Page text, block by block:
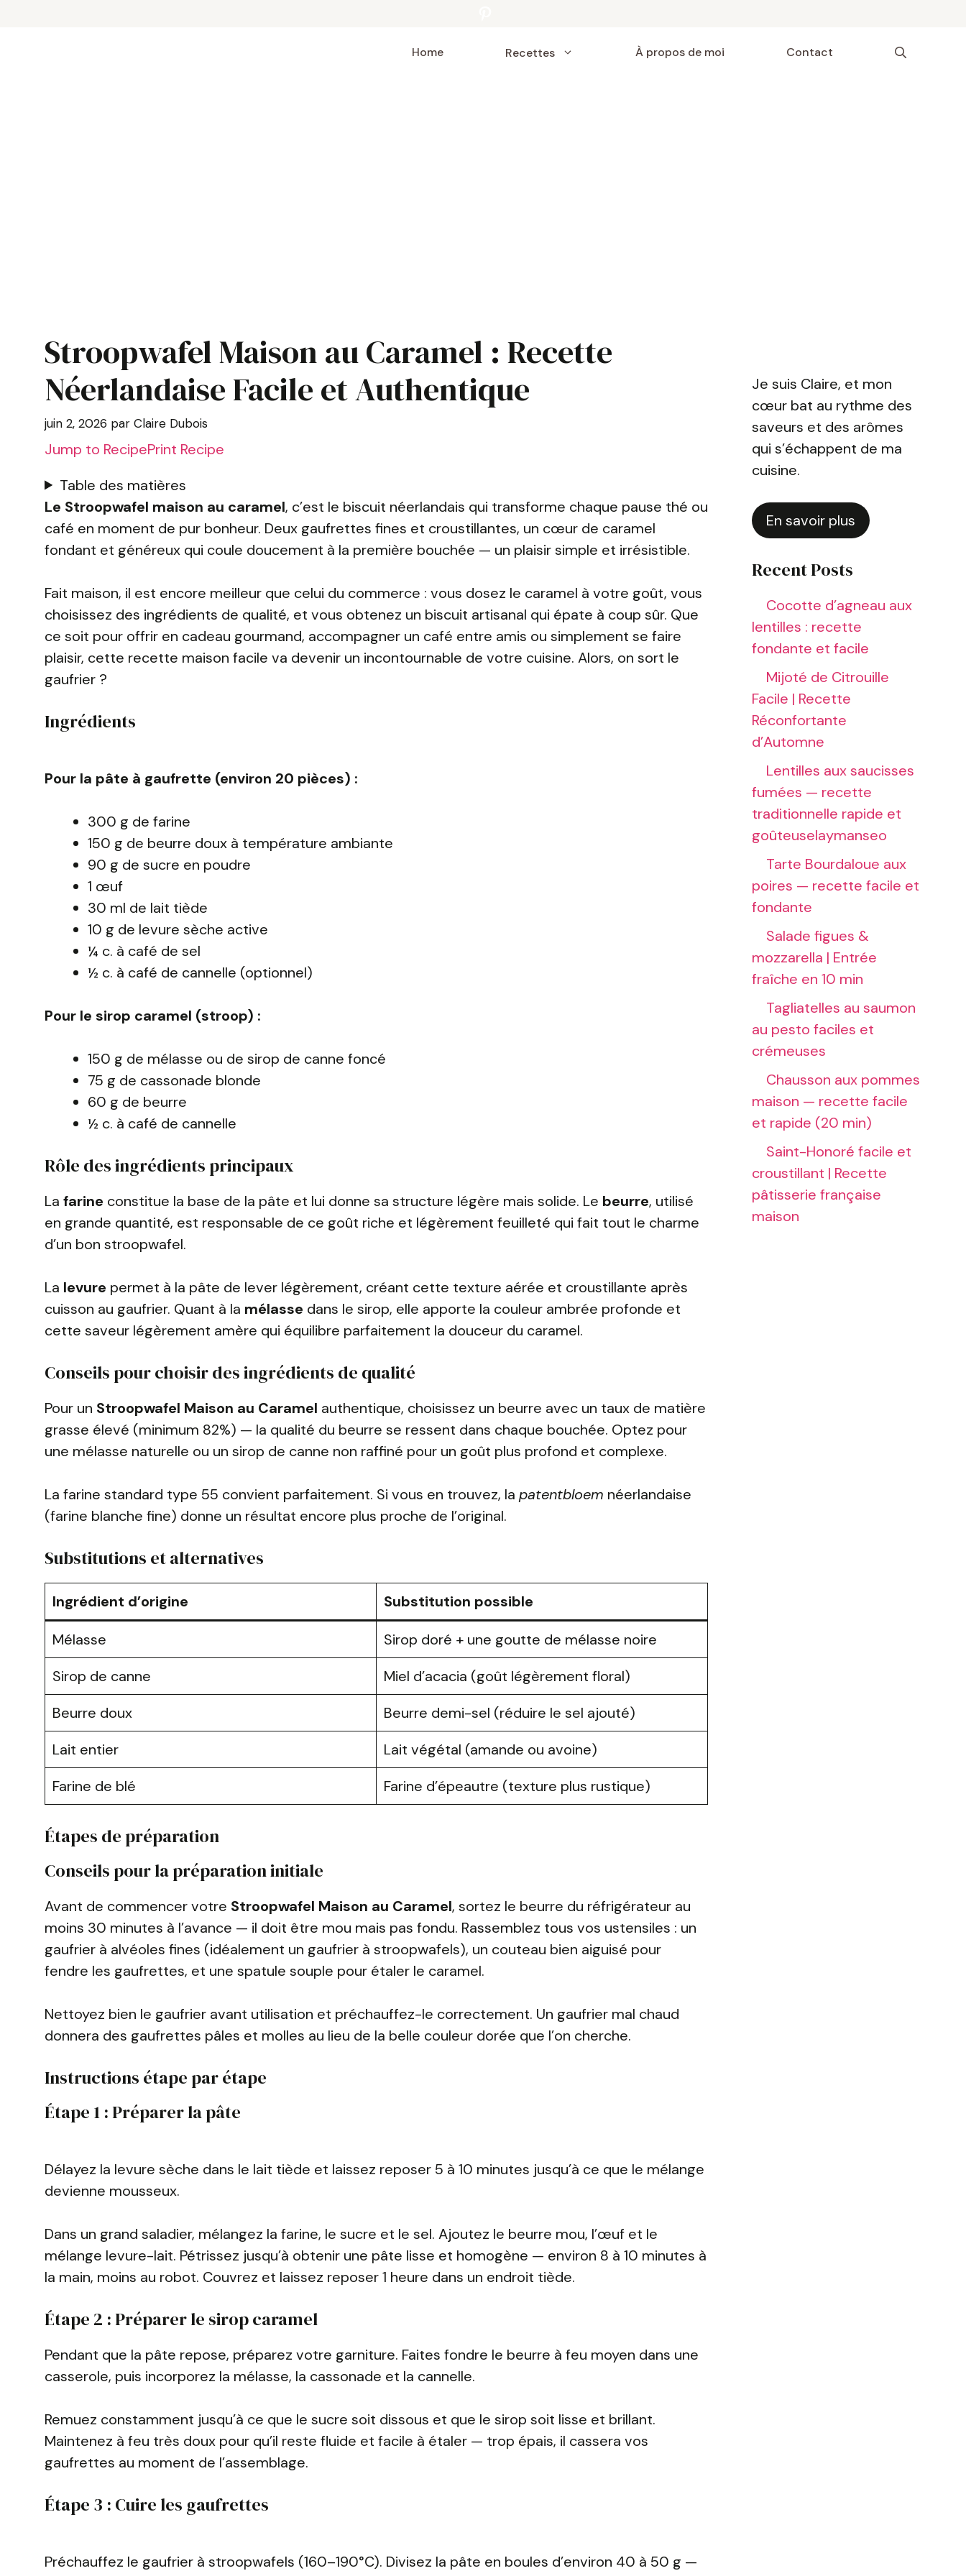
Home Recettes À propos de moi Contact
Stroopwafel Maison au Caramel : Recette
Néerlandaise Facile et Authentique
juin 2, 2026 par Claire Dubois
Jump to RecipePrint Recipe
Table des matières
Le Stroopwafel maison au caramel, c’est le biscuit néerlandais qui transforme chaque pause thé ou
café en moment de pur bonheur. Deux gaufrettes fines et croustillantes, un cœur de caramel
fondant et généreux qui coule doucement à la première bouchée — un plaisir simple et irrésistible.
Fait maison, il est encore meilleur que celui du commerce : vous dosez le caramel à votre goût, vous
choisissez des ingrédients de qualité, et vous obtenez un biscuit artisanal qui épate à coup sûr. Que
ce soit pour offrir en cadeau gourmand, accompagner un café entre amis ou simplement se faire
plaisir, cette recette maison facile va devenir un incontournable de votre cuisine. Alors, on sort le
gaufrier ?
Ingrédients
Pour la pâte à gaufrette (environ 20 pièces) :
300 g de farine
150 g de beurre doux à température ambiante
90 g de sucre en poudre
1 œuf
30 ml de lait tiède
10 g de levure sèche active
¼ c. à café de sel
½ c. à café de cannelle (optionnel)
Pour le sirop caramel (stroop) :
150 g de mélasse ou de sirop de canne foncé
75 g de cassonade blonde
60 g de beurre
½ c. à café de cannelle
Rôle des ingrédients principaux
La farine constitue la base de la pâte et lui donne sa structure légère mais solide. Le beurre, utilisé
en grande quantité, est responsable de ce goût riche et légèrement feuilleté qui fait tout le charme
d’un bon stroopwafel.
La levure permet à la pâte de lever légèrement, créant cette texture aérée et croustillante après
cuisson au gaufrier. Quant à la mélasse dans le sirop, elle apporte la couleur ambrée profonde et
cette saveur légèrement amère qui équilibre parfaitement la douceur du caramel.
Conseils pour choisir des ingrédients de qualité
Pour un Stroopwafel Maison au Caramel authentique, choisissez un beurre avec un taux de matière
grasse élevé (minimum 82%) — la qualité du beurre se ressent dans chaque bouchée. Optez pour
une mélasse naturelle ou un sirop de canne non raffiné pour un goût plus profond et complexe.
La farine standard type 55 convient parfaitement. Si vous en trouvez, la patentbloem néerlandaise
(farine blanche fine) donne un résultat encore plus proche de l’original.
Substitutions et alternatives
Ingrédient d’origine Substitution possible
Mélasse
Sirop doré + une goutte de mélasse noire
Sirop de canne
Miel d’acacia (goût légèrement floral)
Beurre doux
Beurre demi-sel (réduire le sel ajouté)
Lait entier
Lait végétal (amande ou avoine)
Farine de blé
Farine d’épeautre (texture plus rustique)
Étapes de préparation
Conseils pour la préparation initiale
Avant de commencer votre Stroopwafel Maison au Caramel, sortez le beurre du réfrigérateur au
moins 30 minutes à l’avance — il doit être mou mais pas fondu. Rassemblez tous vos ustensiles : un
gaufrier à alvéoles fines (idéalement un gaufrier à stroopwafels), un couteau bien aiguisé pour
fendre les gaufrettes, et une spatule souple pour étaler le caramel.
Nettoyez bien le gaufrier avant utilisation et préchauffez-le correctement. Un gaufrier mal chaud
donnera des gaufrettes pâles et molles au lieu de la belle couleur dorée que l’on cherche.
Instructions étape par étape
Étape 1 : Préparer la pâte
Délayez la levure sèche dans le lait tiède et laissez reposer 5 à 10 minutes jusqu’à ce que le mélange
devienne mousseux.
Dans un grand saladier, mélangez la farine, le sucre et le sel. Ajoutez le beurre mou, l’œuf et le
mélange levure-lait. Pétrissez jusqu’à obtenir une pâte lisse et homogène — environ 8 à 10 minutes à
la main, moins au robot. Couvrez et laissez reposer 1 heure dans un endroit tiède.
Étape 2 : Préparer le sirop caramel
Pendant que la pâte repose, préparez votre garniture. Faites fondre le beurre à feu moyen dans une
casserole, puis incorporez la mélasse, la cassonade et la cannelle.
Remuez constamment jusqu’à ce que le sucre soit dissous et que le sirop soit lisse et brillant.
Maintenez à feu très doux pour qu’il reste fluide et facile à étaler — trop épais, il cassera vos
gaufrettes au moment de l’assemblage.
Étape 3 : Cuire les gaufrettes
Préchauffez le gaufrier à stroopwafels (160–190°C). Divisez la pâte en boules d’environ 40 à 50 g —
Je suis Claire, et mon
cœur bat au rythme des
saveurs et des arômes
qui s’échappent de ma
cuisine.
En savoir plus
Recent Posts
Cocotte d’agneau aux
lentilles : recette
fondante et facile
Mijoté de Citrouille
Facile | Recette
Réconfortante
d’Automne
Lentilles aux saucisses
fumées — recette
traditionnelle rapide et
goûteuselaymanseo
Tarte Bourdaloue aux
poires — recette facile et
fondante
Salade figues &
mozzarella | Entrée
fraîche en 10 min
Tagliatelles au saumon
au pesto faciles et
crémeuses
Chausson aux pommes
maison — recette facile
et rapide (20 min)
Saint-Honoré facile et
croustillant | Recette
pâtisserie française
maison